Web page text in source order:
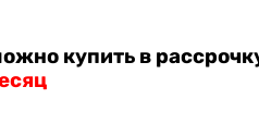
купить в